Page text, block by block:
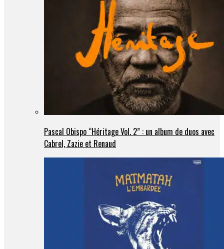
Pascal Obispo “Héritage Vol. 2” : un album de duos avec
Cabrel, Zazie et Renaud